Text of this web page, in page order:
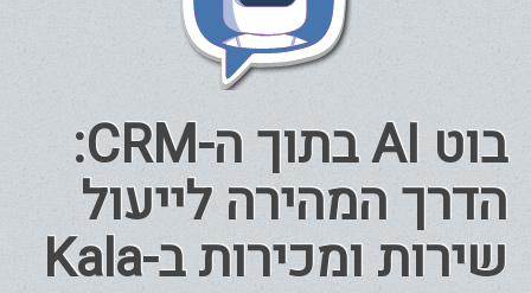
בוט AI בתוך ה-CRM:
הדרך המהירה לייעול
שירות ומכירות ב-Kala